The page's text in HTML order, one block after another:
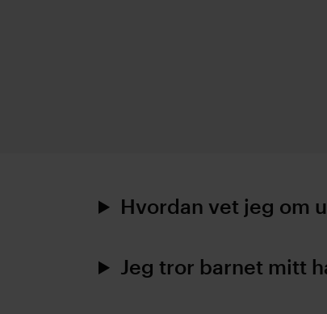
Hvordan vet jeg om
Jeg tror barnet mitt